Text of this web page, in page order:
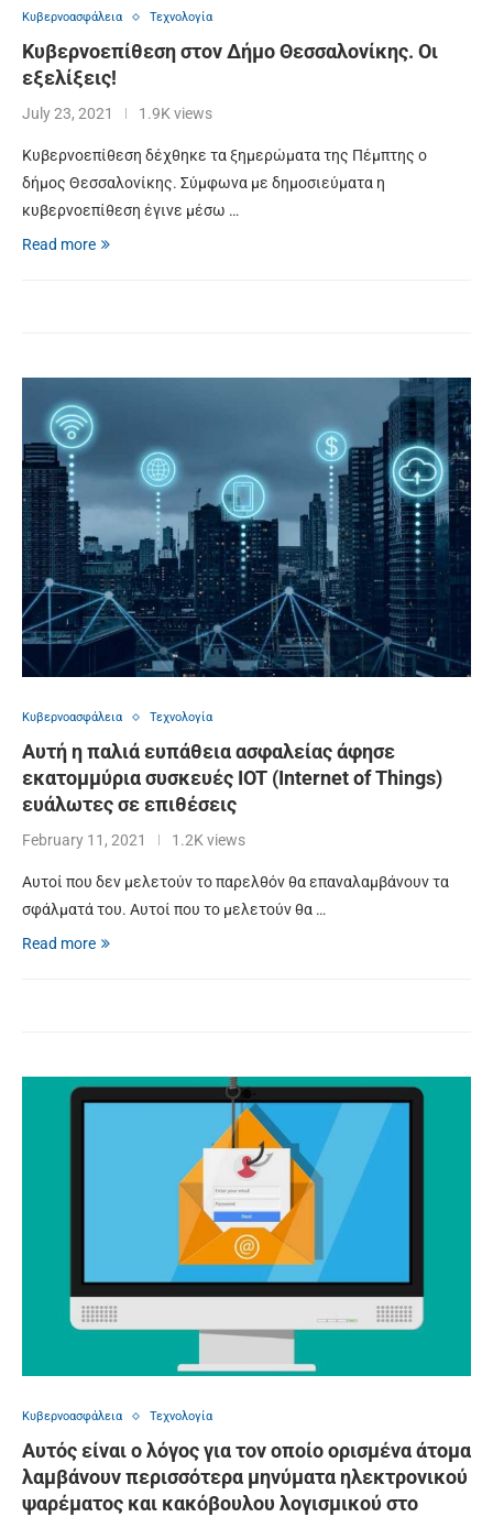
Κυβερνοασφάλεια Τεχνολογία
Κυβερνοεπίθεση στον Δήμο Θεσσαλονίκης. Οι
εξελίξεις!
July 23, 2021 1.9K views
Κυβερνοεπίθεση δέχθηκε τα ξημερώματα της Πέμπτης ο
δήμος Θεσσαλονίκης. Σύμφωνα με δημοσιεύματα η
κυβερνοεπίθεση έγινε μέσω …
Read more
Κυβερνοασφάλεια Τεχνολογία
Αυτή η παλιά ευπάθεια ασφαλείας άφησε
εκατομμύρια συσκευές IOT (Internet of Things)
ευάλωτες σε επιθέσεις
February 11, 2021 1.2K views
Αυτοί που δεν μελετούν το παρελθόν θα επαναλαμβάνουν τα
σφάλματά του. Αυτοί που το μελετούν θα …
Read more
Κυβερνοασφάλεια Τεχνολογία
Αυτός είναι ο λόγος για τον οποίο ορισμένα άτομα
λαμβάνουν περισσότερα μηνύματα ηλεκτρονικού
ψαρέματος και κακόβουλου λογισμικού στο